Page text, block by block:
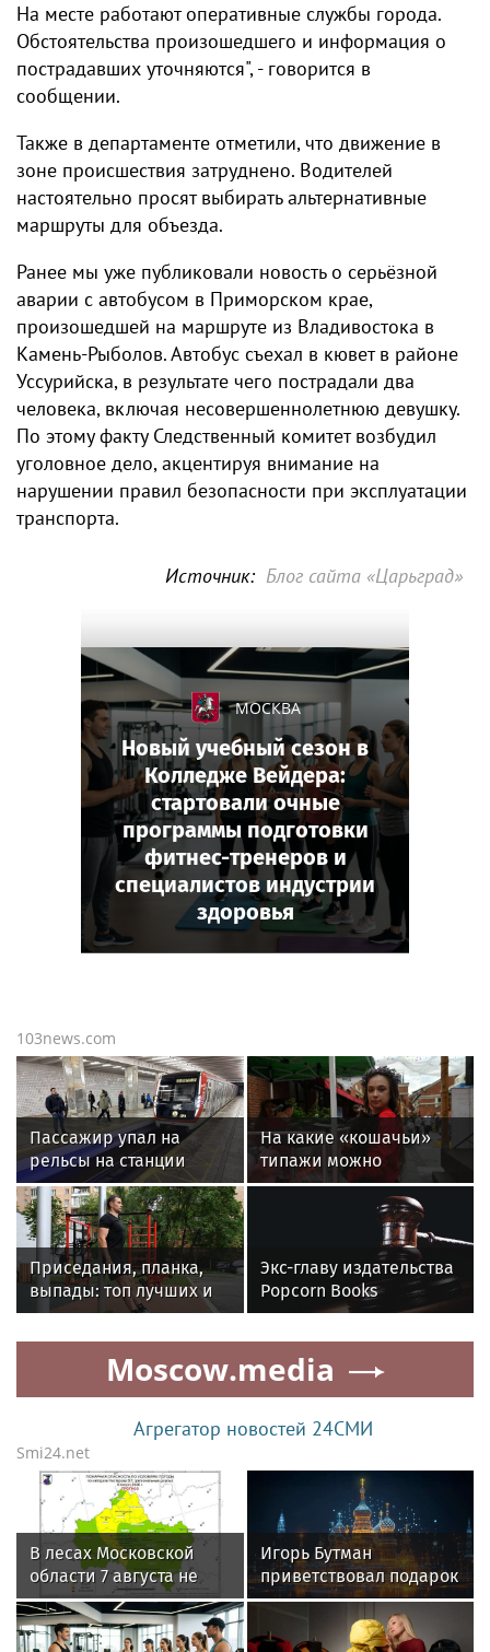
На месте работают оперативные службы города.
Обстоятельства произошедшего и информация о
пострадавших уточняются", - говорится в
сообщении.
Также в департаменте отметили, что движение в
зоне происшествия затруднено. Водителей
настоятельно просят выбирать альтернативные
маршруты для объезда.
Ранее мы уже публиковали новость о серьёзной
аварии с автобусом в Приморском крае,
произошедшей на маршруте из Владивостока в
Камень-Рыболов. Автобус съехал в кювет в районе
Уссурийска, в результате чего пострадали два
человека, включая несовершеннолетнюю девушку.
По этому факту Следственный комитет возбудил
уголовное дело, акцентируя внимание на
нарушении правил безопасности при эксплуатации
транспорта.
Источник: Блог сайта «Царьград»
103news.com
Пассажир упал на
рельсы на станции
метро «Полежаевская»
На какие «кошачьи»
типажи можно
поделить людей
Приседания, планка,
выпады: топ лучших и
эффективных
упражнений для
разминки
Экс-главу издательства
Popcorn Books
приговорили к
четырем годам условно
Moscow.media
Агрегатор новостей 24СМИ
Smi24.net
В лесах Московской
области 7 августа не
зафиксировали
возгораний
Игорь Бутман
приветствовал подарок
квартиры артистке
МОСКВА
Новый учебный сезон в
Колледже Вейдера:
стартовали очные
программы подготовки
фитнес-тренеров и
специалистов индустрии
здоровья